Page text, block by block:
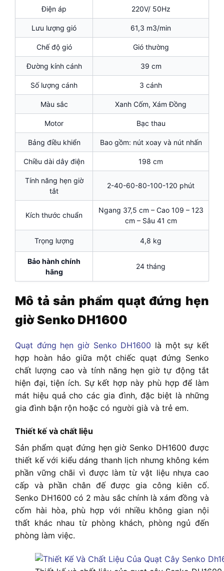
Điện áp 220V/ 50Hz
Lưu lượng gió 61,3 m3/min
Chế độ gió Gió thường
Đường kính cánh 39 cm
Số lượng cánh 3 cánh
Màu sắc Xanh Cốm, Xám Đồng
Motor Bạc thau
Bảng điều khiển Bao gồm: nút xoay và nút nhấn
Chiều dài dây điện 198 cm
Tính năng hẹn giờ
tắt
2-40-60-80-100-120 phút
Kích thước chuẩn
Ngang 37,5 cm – Cao 109 – 123
cm – Sâu 41 cm
Trọng lượng 4,8 kg
Bảo hành chính
hãng
24 tháng
Mô tả sản phẩm quạt đứng hẹn
giờ Senko DH1600
Quạt đứng hẹn giờ Senko DH1600 là một sự kết
hợp hoàn hảo giữa một chiếc quạt đứng Senko
chất lượng cao và tính năng hẹn giờ tự động tắt
hiện đại, tiện ích. Sự kết hợp này phù hợp để làm
mát hiệu quả cho các gia đình, đặc biệt là những
gia đình bận rộn hoặc có người già và trẻ em.
Thiết kế và chất liệu
Sản phẩm quạt đứng hẹn giờ Senko DH1600 được
thiết kế với kiểu dáng thanh lịch nhưng không kém
phần vững chãi vì được làm từ vật liệu nhựa cao
cấp và phần chân đế được gia công kiên cố.
Senko DH1600 có 2 màu sắc chính là xám đồng và
cốm hài hòa, phù hợp với nhiều không gian nội
thất khác nhau từ phòng khách, phòng ngủ đến
phòng làm việc.